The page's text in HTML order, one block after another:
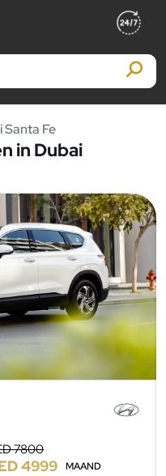
Santa Fe
in Dubai
7800
4999 MAAND